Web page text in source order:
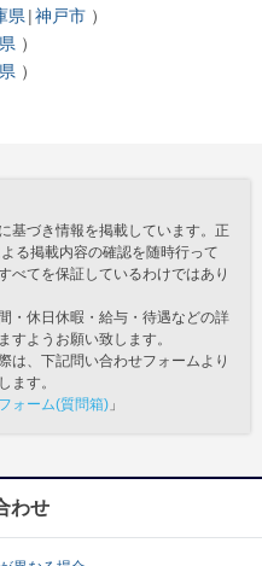
県 神戸市
基づき情報を掲載しています。正
る掲載内容の確認を随時行って
べてを保証しているわけではあり
・休日休暇・給与・待遇などの詳
すようお願い致します。
は、下記問い合わせフォームより
ます。
ォーム(質問箱) 」
わせ